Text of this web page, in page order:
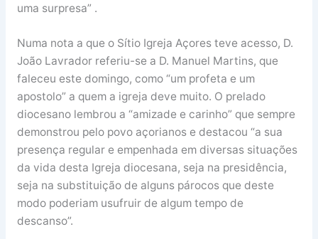
uma surpresa” .
Numa nota a que o Sítio Igreja Açores teve acesso, D.
João Lavrador referiu-se a D. Manuel Martins, que
faleceu este domingo, como “um profeta e um
apostolo” a quem a igreja deve muito. O prelado
diocesano lembrou a “amizade e carinho” que sempre
demonstrou pelo povo açorianos e destacou “a sua
presença regular e empenhada em diversas situações
da vida desta Igreja diocesana, seja na presidência,
seja na substituição de alguns párocos que deste
modo poderiam usufruir de algum tempo de
descanso”.